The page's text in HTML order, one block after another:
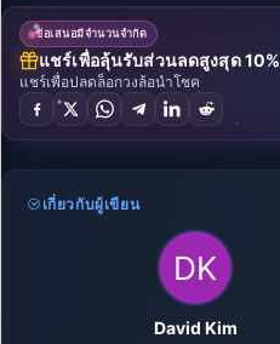
ข้อเสนอมีจำนวนจำกัด
แชร์เพื่อลุ้นรับส่วนลดสูงสุด 10%
แชร์เพื่อปลดล็อกวงล้อนำโชค
เกี่ยวกับผู้เขียน
David Kim